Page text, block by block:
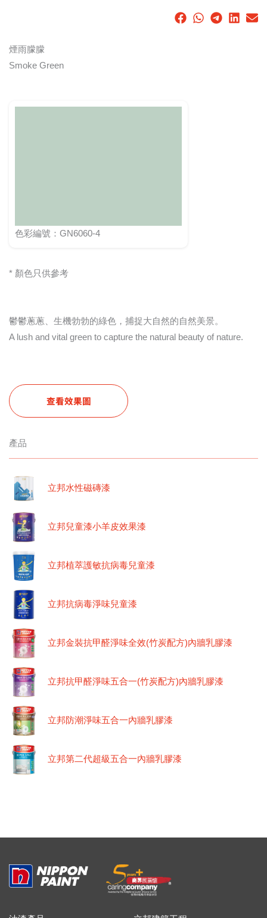
煙雨朦朦
Smoke Green
色彩編號：GN6060-4
* 顏色只供參考
鬱鬱蔥蔥、生機勃勃的綠色，捕捉大自然的自然美景。
A lush and vital green to capture the natural beauty of nature.
查看效果圖
產品
立邦水性磁磚漆
立邦兒童漆小羊皮效果漆
立邦植萃護敏抗病毒兒童漆
立邦抗病毒淨味兒童漆
立邦金裝抗甲醛淨味全效(竹炭配方)內牆乳膠漆
立邦抗甲醛淨味五合一(竹炭配方)內牆乳膠漆
立邦防潮淨味五合一內牆乳膠漆
立邦第二代超級五合一內牆乳膠漆